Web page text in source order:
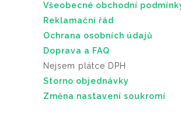
Všeobecné obchodní
Reklamační řád
Ochrana osobních údajů
Doprava a FAQ
Nejsem plátce DPH
Storno objednávky
Změna nastavení soukromí